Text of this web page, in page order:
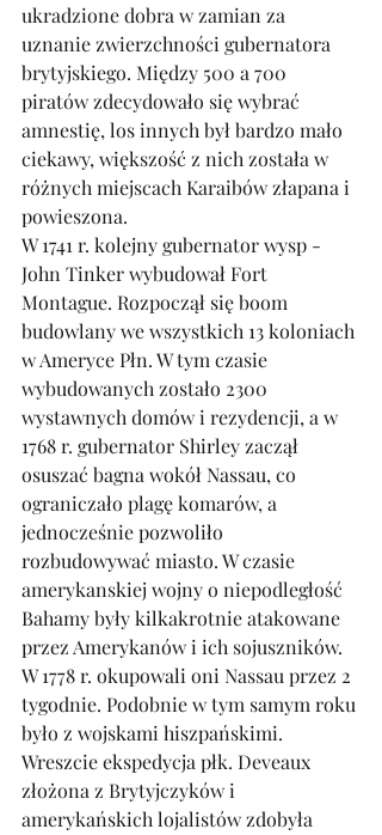
ukradzione dobra w zamian za
uznanie zwierzchności gubernatora
brytyjskiego. Między 500 a 700
piratów zdecydowało się wybrać
amnestię, los innych był bardzo mało
ciekawy, większość z nich została w
różnych miejscach Karaibów złapana i
powieszona.
W 1741 r. kolejny gubernator wysp -
John Tinker wybudował Fort
Montague. Rozpoczął się boom
budowlany we wszystkich 13 koloniach
w Ameryce Płn. W tym czasie
wybudowanych zostało 2300
wystawnych domów i rezydencji, a w
1768 r. gubernator Shirley zaczął
osuszać bagna wokół Nassau, co
ograniczało plagę komarów, a
jednocześnie pozwoliło
rozbudowywać miasto. W czasie
amerykanskiej wojny o niepodległość
Bahamy były kilkakrotnie atakowane
przez Amerykanów i ich sojuszników.
W 1778 r. okupowali oni Nassau przez 2
tygodnie. Podobnie w tym samym roku
było z wojskami hiszpańskimi.
Wreszcie ekspedycja płk. Deveaux
złożona z Brytyjczyków i
amerykańskich lojalistów zdobyła